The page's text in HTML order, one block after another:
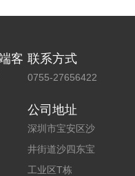
客 联系方式
0755-27656422
公司地址
深圳市宝安区沙
井街道沙四东宝
工业区T栋